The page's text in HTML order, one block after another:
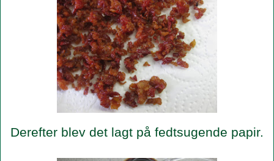
Derefter blev det lagt på fedtsugende papir.